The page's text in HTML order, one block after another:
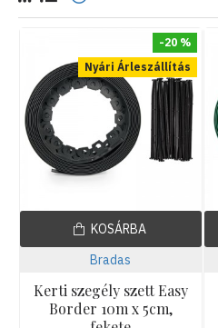
Nyári Árleszállítás
-20 %
Bradas
Kerti szegély szett Easy
Border 10m x 5cm,
KOSÁRBA